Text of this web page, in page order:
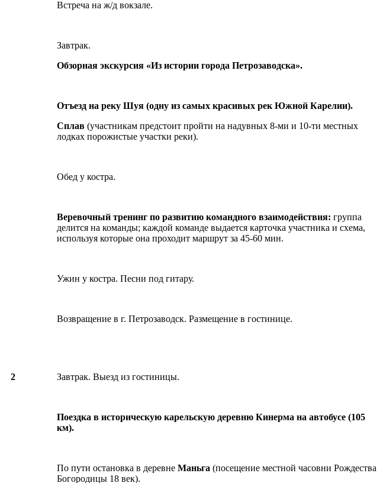
Встреча на ж/д вокзале.
Завтрак.
Обзорная экскурсия «Из истории города Петрозаводска».
Отъезд на реку Шуя (одну из самых красивых рек Южной Карелии).
Сплав (участникам предстоит пройти на надувных 8-ми и 10-ти местных
лодках порожистые участки реки).
Обед у костра.
Веревочный тренинг по развитию командного взаимодействия: группа
делится на команды; каждой команде выдается карточка участника и схема,
используя которые она проходит маршрут за 45-60 мин.
Ужин у костра. Песни под гитару.
Возвращение в г. Петрозаводск. Размещение в гостинице.
2 Завтрак. Выезд из гостиницы.
Поездка в историческую карельскую деревню Кинерма на автобусе (105
км).
По пути остановка в деревне Маньга (посещение местной часовни Рождества
Богородицы 18 век).